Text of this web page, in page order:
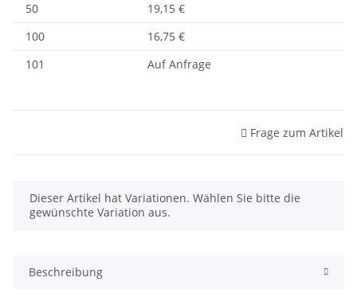
50
19,15 €
100
16,75 €
101
Auf Anfrage
Frage zum Artikel
x
Dieser Artikel hat Variationen. Wählen Sie bitte die
gewünschte Variation aus.
Beschreibung